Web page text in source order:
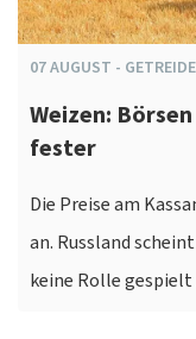
07AUGUST -
Weizen:
fester
Die Preise am
an. Russland
keine Rolle gespielt